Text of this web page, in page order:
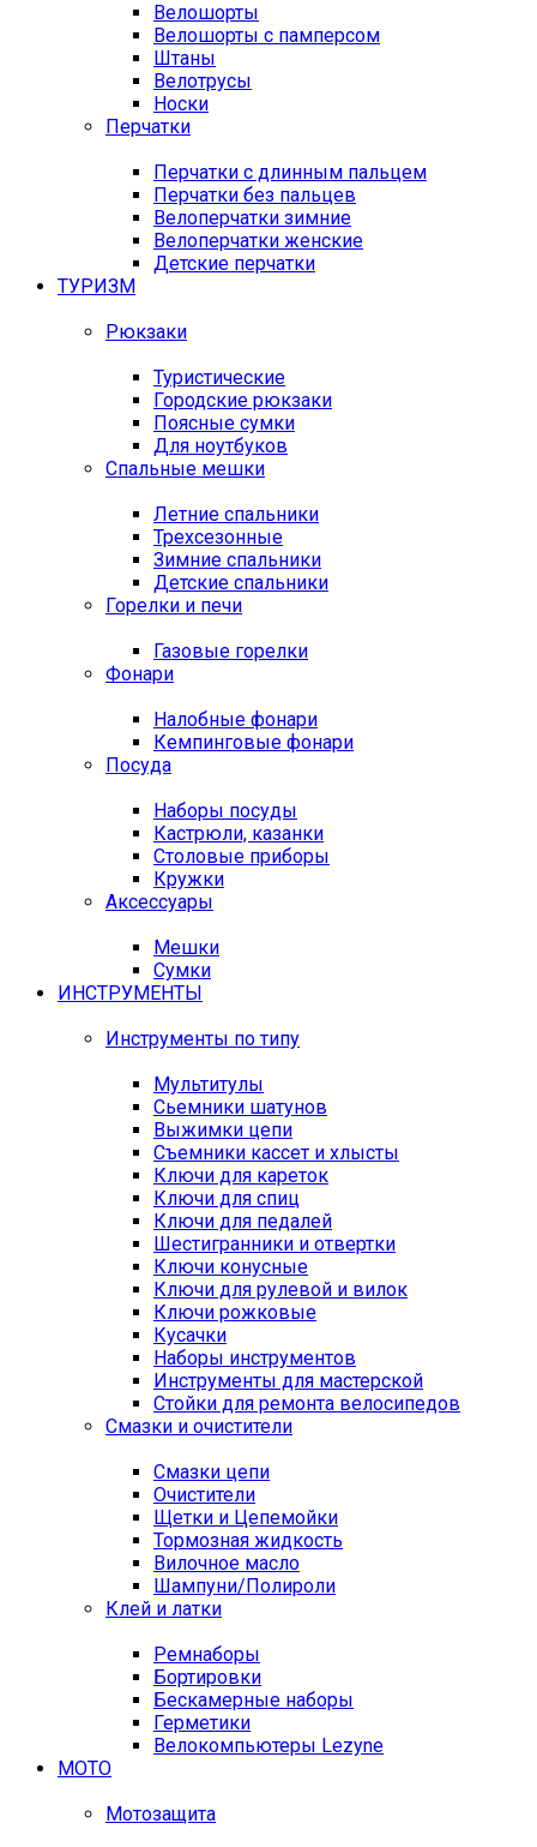
Велошорты
Велошорты с памперсом
Штаны
Велотрусы
Носки
Перчатки
Перчатки с длинным пальцем
Перчатки без пальцев
Велоперчатки зимние
Велоперчатки женские
Детские перчатки
ТУРИЗМ
Рюкзаки
Туристические
Городские рюкзаки
Поясные сумки
Для ноутбуков
Спальные мешки
Летние спальники
Трехсезонные
Зимние спальники
Детские спальники
Горелки и печи
Газовые горелки
Фонари
Налобные фонари
Кемпинговые фонари
Посуда
Наборы посуды
Кастрюли, казанки
Столовые приборы
Кружки
Аксессуары
Мешки
Сумки
ИНСТРУМЕНТЫ
Инструменты по типу
Мультитулы
Сьемники шатунов
Выжимки цепи
Съемники кассет и хлысты
Ключи для кареток
Ключи для спиц
Ключи для педалей
Шестигранники и отвертки
Ключи конусные
Ключи для рулевой и вилок
Ключи рожковые
Кусачки
Наборы инструментов
Инструменты для мастерской
Стойки для ремонта велосипедов
Смазки и очистители
Смазки цепи
Очистители
Щетки и Цепемойки
Тормозная жидкость
Вилочное масло
Шампуни/Полироли
Клей и латки
Ремнаборы
Бортировки
Бескамерные наборы
Герметики
Велокомпьютеры Lezyne
МОТО
Мотозащита